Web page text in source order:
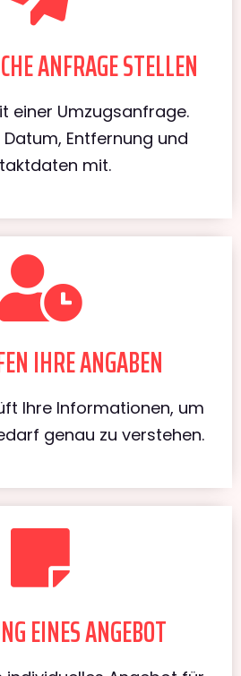
ANFRAGE STELLEN
einer Umzugsanfrage.
Datum, Entfernung und
mit.
IHRE ANGABEN
Ihre Informationen, um
genau zu verstehen.
EINES ANGEBOT